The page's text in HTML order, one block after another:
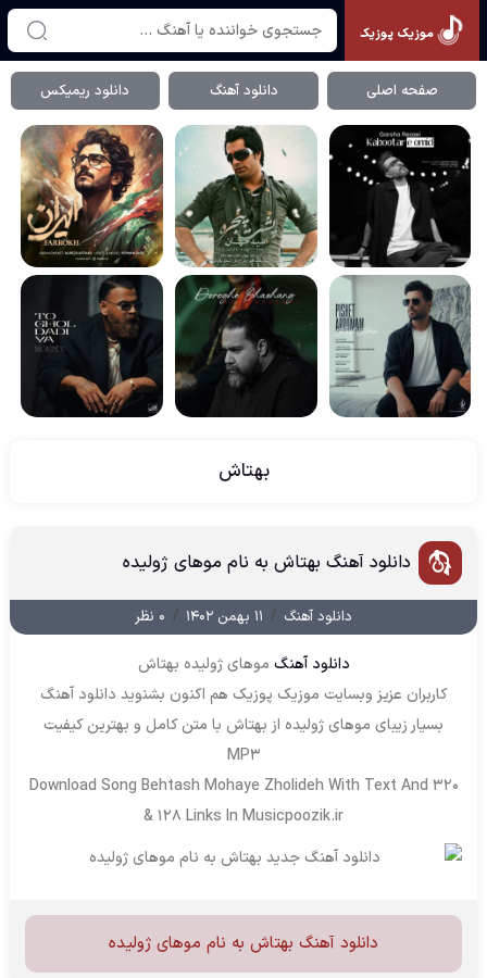
موزیک پوزیک
صفحه اصلی دانلود آهنگ دانلود ریمیکس
بهتاش
دانلود آهنگ بهتاش به نام موهاى ژولیده
دانلود آهنگ / ۱۱ بهمن ۱۴۰۲ / ۰ نظر
دانلود آهنگ موهاى ژولیده بهتاش
کاربران عزیز وبسایت موزیک پوزیک هم اکنون بشنوید دانلود آهنگ
بسیار زیبای موهاى ژولیده از بهتاش با متن کامل و بهترین کیفیت
MP3
Download Song Behtash Mohaye Zholideh With Text And 320
& 128 Links In Musicpoozik.ir
دانلود آهنگ بهتاش به نام موهاى ژولیده